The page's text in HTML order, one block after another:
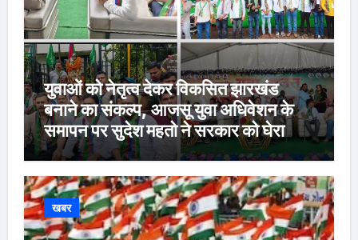
युवाओं को नेतृत्व देकर विकसित झारखंड
बनाने का संकल्प, आजसू युवा अधिवेशन के
समापन पर सुदेश महतो ने सरकार को घेरा
खबर